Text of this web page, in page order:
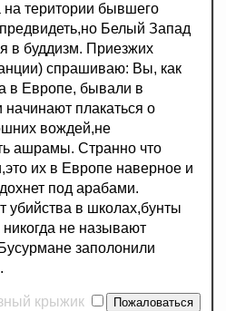
на територии бывшего
Белый Запад
в буддизм. Приезжих
спрашиваю: Вы, как
в Европе, бывали в
плакаться о
вождей,не
ашрамы. Странно что
их в Европе наверное и
под арабами.
в школах,бунты
не называют
заполонили
крыжик